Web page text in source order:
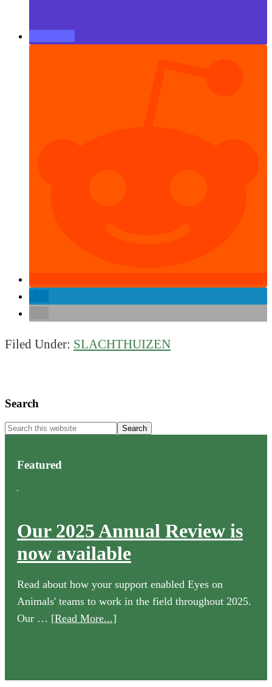
Filed Under: SLACHTHUIZEN
Primary
Sidebar
Search
Search
this
Featured
Our 2025 Annual Review is
now available
Read about how your support enabled Eyes on
Animals' teams to work in the field throughout 2025.
Our … [Read More...]